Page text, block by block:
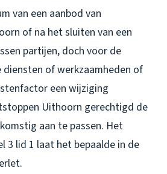
van een aanbod van
of na het sluiten van een
partijen, doch voor de
of werkzaamheden of
een wijziging
Uithoorn gerechtigd de
aan te passen. Het
3 lid 1 laat het bepaalde in de